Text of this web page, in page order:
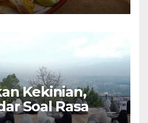
Kekinian,
Soal Rasa